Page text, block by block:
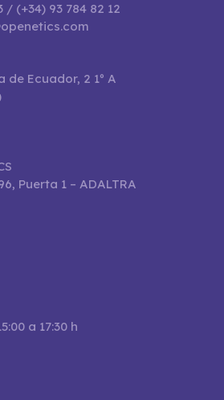
/ (+34) 93 784 82 12
de Ecuador, 2 1º A
Puerta 1 – ADALTRA
a 17:30 h